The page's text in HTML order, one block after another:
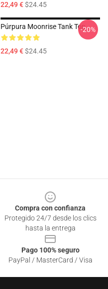
22,49 €$24.45
Púrpura Moonrise Tank Top
22,49 €$24.45
-20%
Compra con confianza
Protegido 24/7 desde los clics
hasta la entrega
Pago 100% seguro
PayPal / MasterCard / Visa